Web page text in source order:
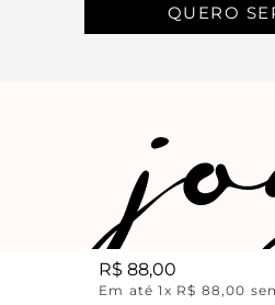
R$ 88,00
Em até1 x R$ 88 ,00
QUERO